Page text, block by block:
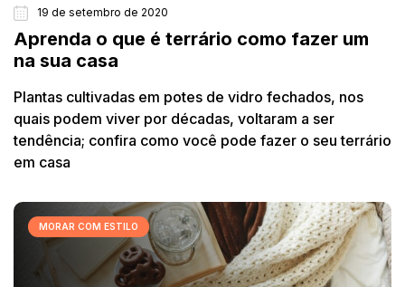
19 de setembro de 2020
Aprenda o que é terrário como fazer um
na sua casa
Plantas cultivadas em potes de vidro fechados, nos
quais podem viver por décadas, voltaram a ser
tendência; confira como você pode fazer o seu terrário
em casa
MORAR COM ESTILO